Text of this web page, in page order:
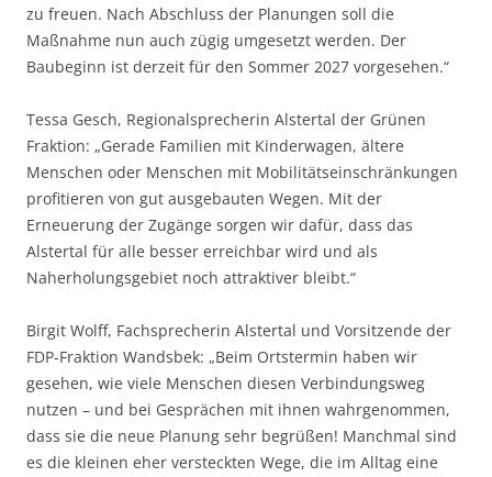
zu freuen. Nach Abschluss der Planungen soll die
Maßnahme nun auch zügig umgesetzt werden. Der
Baubeginn ist derzeit für den Sommer 2027 vorgesehen.“
Tessa Gesch, Regionalsprecherin Alstertal der Grünen
Fraktion: „Gerade Familien mit Kinderwagen, ältere
Menschen oder Menschen mit Mobilitätseinschränkungen
profitieren von gut ausgebauten Wegen. Mit der
Erneuerung der Zugänge sorgen wir dafür, dass das
Alstertal für alle besser erreichbar wird und als
Naherholungsgebiet noch attraktiver bleibt.“
Birgit Wolff, Fachsprecherin Alstertal und Vorsitzende der
FDP-Fraktion Wandsbek: „Beim Ortstermin haben wir
gesehen, wie viele Menschen diesen Verbindungsweg
nutzen – und bei Gesprächen mit ihnen wahrgenommen,
dass sie die neue Planung sehr begrüßen! Manchmal sind
es die kleinen eher versteckten Wege, die im Alltag eine